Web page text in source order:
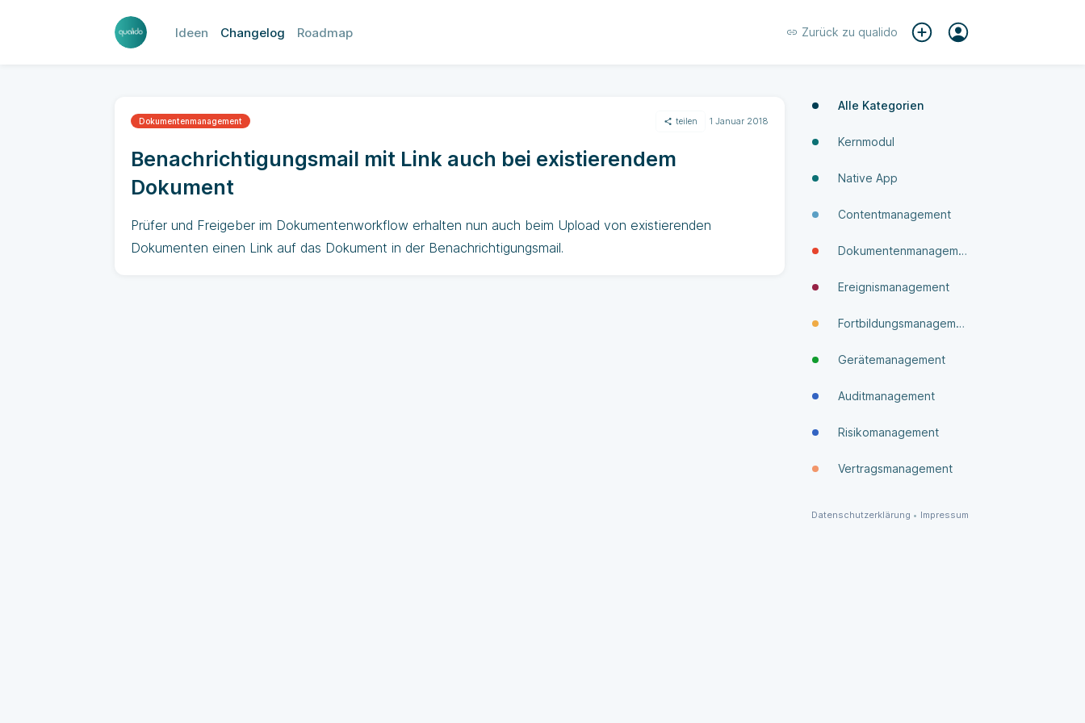
Ideen Changelog Roadmap Zurück zu qualido
Dokumenten­manage­ment teilen 1 Januar 2018
Benachrichtigungsmail mit Link auch bei existierendem
Dokument
Prüfer und Freigeber im Dokumentenworkflow erhalten nun auch beim Upload von existierenden
Dokumenten einen Link auf das Dokument in der Benachrichtigungsmail.
Alle Kategorien
Kernmodul
Native App
Contentmanagement
Dokumenten­manage­ment
Ereignismanagement
Fortbildungsmanagement
Gerätemanagement
Auditmanagement
Risikomanagement
Vertragsmanagement
Datenschutzerklärung • Impressum